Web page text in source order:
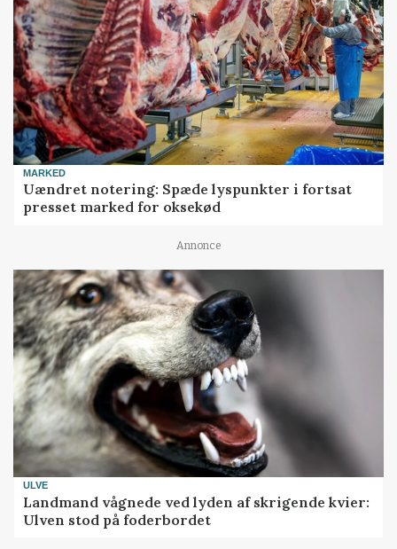
MARKED
Uændret notering: Spæde lyspunkter i fortsat
presset marked for oksekød
Annonce
ULVE
Landmand vågnede ved lyden af skrigende kvier:
Ulven stod på foderbordet